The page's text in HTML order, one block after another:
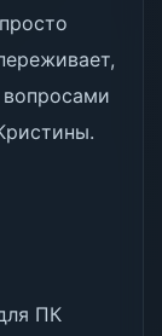
вопросами
ПК